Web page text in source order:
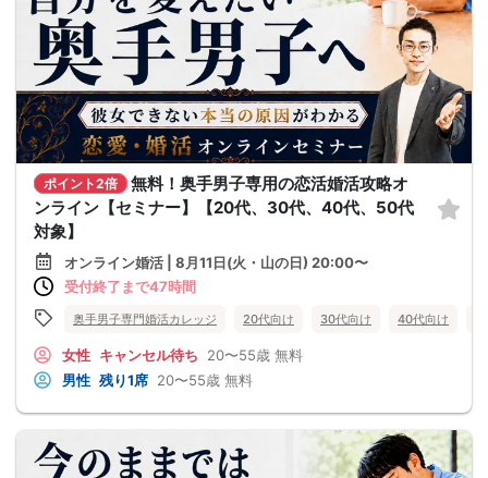
ポイント2倍
無料！奥手男子専用の恋活婚活攻略オ
ンライン【セミナー】【20代、30代、40代、50代
対象】
オンライン婚活 | 8月11日(火・山の日) 20:00〜
受付終了まで47時間
奥手男子専門婚活カレッジ 20代向け 30代向け 40代向け
女性 キャンセル待ち 20〜55歳 無料
男性 残り1席 20〜55歳 無料